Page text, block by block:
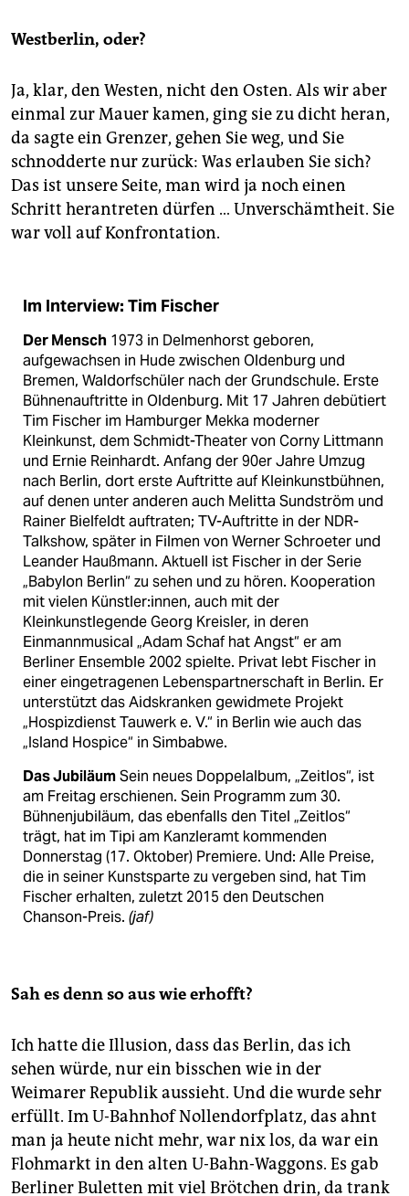
Westberlin, oder?
Ja, klar, den Westen, nicht den Osten. Als wir aber
einmal zur Mauer kamen, ging sie zu dicht heran,
da sagte ein Grenzer, gehen Sie weg, und Sie
schnodderte nur zurück: Was erlauben Sie sich?
Das ist unsere Seite, man wird ja noch einen
Schritt herantreten dürfen … Unverschämtheit. Sie
war voll auf Konfrontation.
Im Interview: Tim Fischer
Der Mensch 1973 in Delmenhorst geboren,
aufgewachsen in Hude zwischen Oldenburg und
Bremen, Waldorfschüler nach der Grundschule. Erste
Bühnenauftritte in Oldenburg. Mit 17 Jahren debütiert
Tim Fischer im Hamburger Mekka moderner
Kleinkunst, dem Schmidt-Theater von Corny Littmann
und Ernie Reinhardt. Anfang der 90er Jahre Umzug
nach Berlin, dort erste Auftritte auf Kleinkunstbühnen,
auf denen unter anderen auch Melitta Sundström und
Rainer Bielfeldt auftraten; TV-Auftritte in der NDR-
Talkshow, später in Filmen von Werner Schroeter und
Leander Haußmann. Aktuell ist Fischer in der Serie
„Baby­lon Berlin“ zu sehen und zu hören. Kooperation
mit vielen Künst­ler:in­nen, auch mit der
Kleinkunstlegende Georg Kreisler, in deren
Einmannmusical „Adam Schaf hat Angst“ er am
Berliner Ensemble 2002 spielte. Privat lebt Fischer in
einer eingetragenen Lebens­part­ner­schaft in Berlin. Er
unterstützt das Aidskranken gewidmete Projekt
„Hospizdienst Tauwerk e. V.“ in Berlin wie auch das
„Island Hospice“ in Simbabwe.
Das JubiläumSein neues Doppelalbum, „Zeitlos“, ist
am Freitag erschienen. Sein Programm zum 30.
Bühne­njubiläum, das ebenfalls den Titel „Zeitlos“
trägt, hat im Tipi am Kanzleramt kommenden
Donnerstag (17. Oktober) Premiere. Und: Alle Preise,
die in seiner Kunstsparte zu vergeben sind, hat Tim
Fischer erhalten, zuletzt 2015 den Deutschen
Chanson-Preis. (jaf)
Sah es denn so aus wie erhofft?
Ich hatte die Illusion, dass das Berlin, das ich
sehen würde, nur ein bisschen wie in der
Weimarer Republik aussieht. Und die wurde sehr
erfüllt. Im U-Bahnhof Nollendorfplatz, das ahnt
man ja heute nicht mehr, war nix los, da war ein
Flohmarkt in den alten U-Bahn-Waggons. Es gab
Berliner Buletten mit viel Brötchen drin, da trank